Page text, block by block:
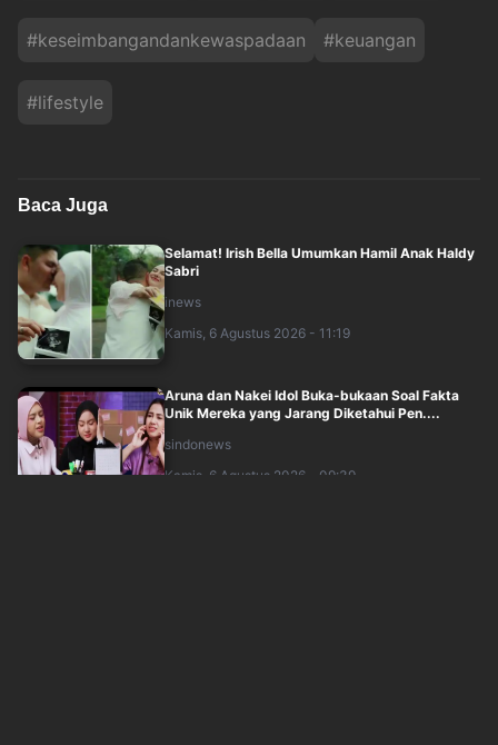
#keseimbangandankewaspadaan #keuangan
#lifestyle
Baca Juga
Selamat! Irish Bella Umumkan Hamil Anak Haldy
Sabri
inews
Kamis, 6 Agustus 2026 - 11:19
Aruna dan Nakei Idol Buka-bukaan Soal Fakta
Unik Mereka yang Jarang Diketahui Pen....
sindonews
Kamis, 6 Agustus 2026 - 09:39